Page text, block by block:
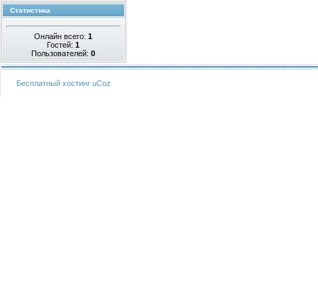
Статистика
Онлайн всего:1
Гостей:1
Пользователей:0
Бесплатный хостинг uCoz